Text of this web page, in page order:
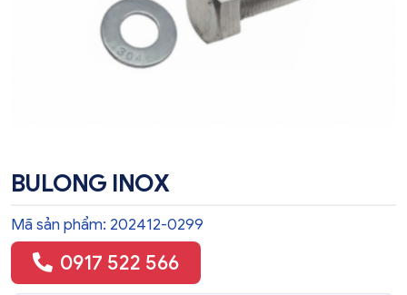
BULONG INOX
Mã sản phẩm: 202412-0299
0917 522 566